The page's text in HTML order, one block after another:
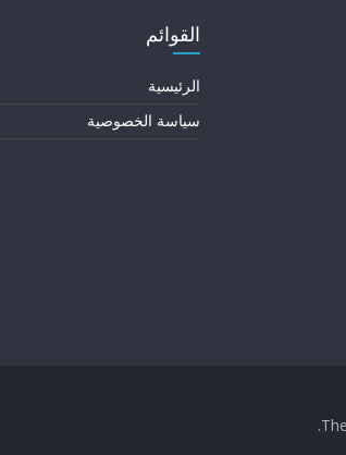
القوائم
الرئيسية
سياسة الخصوصية
.